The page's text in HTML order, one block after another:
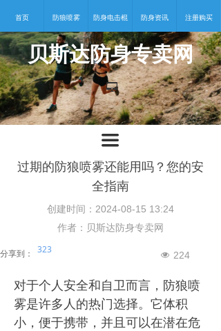
贝斯达防身专卖网
首页 防狼喷雾 防身电击棍 防身资讯 注册购买
넡
过期的防狼喷雾还能用吗？您的安
全指南
对于个人安全和自卫而言，防狼喷
雾是许多人的热门选择。它体积
小，便于携带，并且可以在潜在危
넶 224
分享到： 323
创建时间： 2024-08-15 13:24
作者：贝斯达防身专卖网
끀